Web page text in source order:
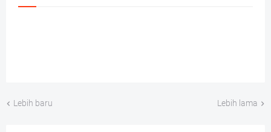
Lebih baru Lebih lama